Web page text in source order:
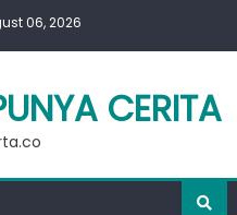
06, 2026
CERITA